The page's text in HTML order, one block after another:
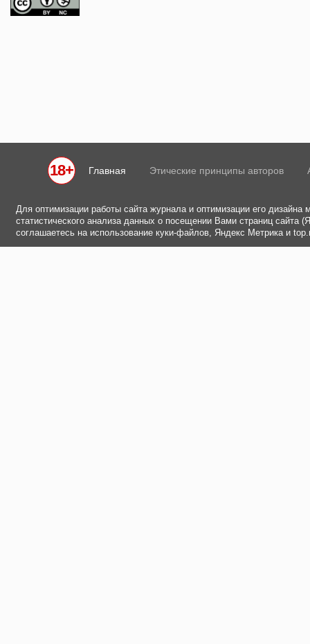
18+ Главная Этические принципы авторов
Для оптимизации работы сайта журнала и оптимизации его
статистического анализа данных о посещении Вами страниц
соглашаетесь на использование куки-файлов, Яндекс Метрика и